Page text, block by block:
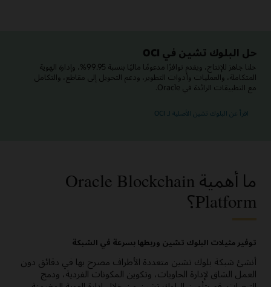
حل البلوك تشين في OCI
حلنا جاهز للإنتاج، ويقدم توافرًا مدعومًا ماليًا بنسبة 99.95%، وإدارة الهوية
المتكاملة، والعمليات وأدوات التطوير، ودعم التحويل إلى مقاطع، والتكامل
مع التطبيقات الرائدة في Oracle.
اقرأ عن البلوك تشين الأصلية لـ OCI
ما أهمية Oracle Blockchain
Platform؟
توفير مثيلات البلوك تشين وربطها بسرعة في الشبكة
أنشئ شبكة بلوك تشين متعددة الأطراف مصرح بها في دقائق دون
العمل الشاق لإدارة الحاويات، وتكوين المكونات الفردية، ودمج